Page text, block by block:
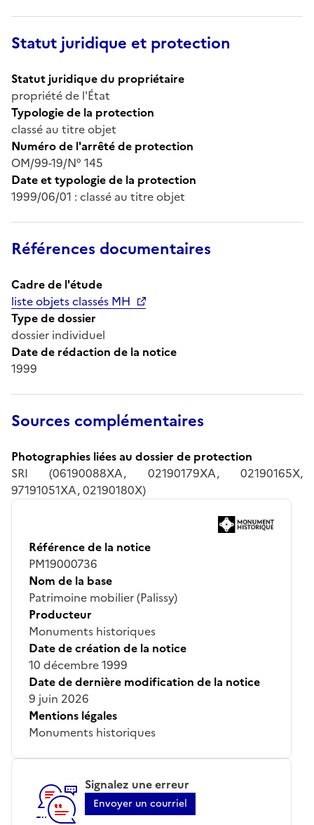
Statut juridique et protection
Statut juridique du propriétaire
propriété de l'État
Typologie de la protection
classé au titre objet
Numéro de l'arrêté de protection
OM/99-19/N° 145
Date et typologie de la protection
1999/06/01 : classé au titre objet
Références documentaires
Cadre de l'étude
liste objets classés MH
Type de dossier
dossier individuel
Date de rédaction de la notice
1999
Sources complémentaires
Photographies liées au dossier de protection
SRI (06190088XA, 02190179XA, 02190165X,
97191051XA, 02190180X)
Référence de la notice
PM19000736
Nom de la base
Patrimoine mobilier (Palissy)
Producteur
Monuments historiques
Date de création de la notice
10 décembre 1999
Date de dernière modification de la notice
9 juin 2026
Mentions légales
Monuments historiques
Signalez une erreur
Envoyer un courriel